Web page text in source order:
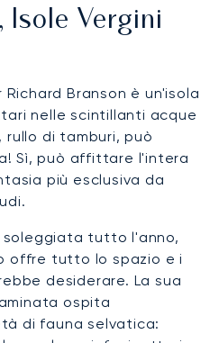
Isole Vergini
Branson è un'isola
nelle scintillanti acque
rullo di tamburi, può
Sì, può affittare l'intera
più esclusiva da
tutto l'anno,
offre tutto lo spazio e i
desiderare. La sua
ospita
di fauna selvatica: